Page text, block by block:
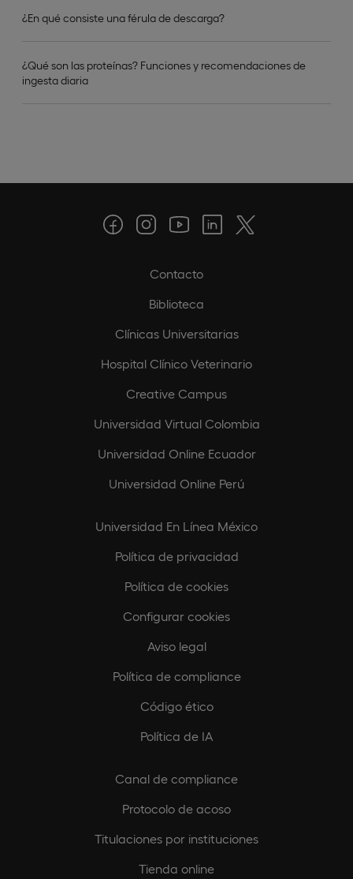
¿En qué consiste una férula de descarga?
¿Qué son las proteínas? Funciones y recomendaciones de
ingesta diaria
Contacto
Biblioteca
Clínicas Universitarias
Hospital Clínico Veterinario
Creative Campus
Universidad Virtual Colombia
Universidad Online Ecuador
Universidad Online Perú
Universidad En Línea México
Política de privacidad
Política de cookies
Configurar cookies
Aviso legal
Política de compliance
Código ético
Política de IA
Canal de compliance
Protocolo de acoso
Titulaciones por instituciones
Tienda online